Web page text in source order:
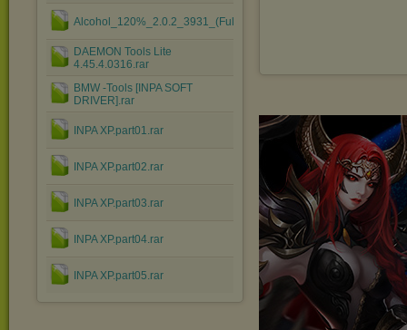
Alcohol_120%_2.0.2_3931_(Full_Version).rar
DAEMON Tools Lite
4.45.4.0316.rar
BMW -Tools [INPA SOFT
DRIVER].rar
INPA XP.part01.rar
INPA XP.part02.rar
INPA XP.part03.rar
INPA XP.part04.rar
INPA XP.part05.rar